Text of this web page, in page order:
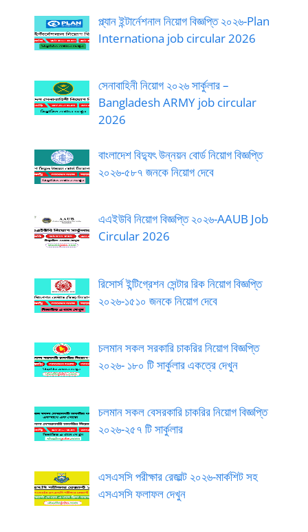
প্ল্যান ইন্টার্নেশনাল নিয়োগ বিজ্ঞপ্তি ২০২৬-Plan
Internationa job circular 2026
সেনাবাহিনী নিয়োগ ২০২৬ সার্কুলার –
Bangladesh ARMY job circular
2026
বাংলাদেশ বিদ্যুৎ উন্নয়ন বোর্ড নিয়োগ বিজ্ঞপ্তি
২০২৬-৫৮৭ জনকে নিয়োগ দেবে
এএইউবি নিয়োগ বিজ্ঞপ্তি ২০২৬-AAUB Job
Circular 2026
রিসোর্স ইন্টিগ্রেশন সেন্টার রিক নিয়োগ বিজ্ঞপ্তি
২০২৬-১৫১০ জনকে নিয়োগ দেবে
চলমান সকল সরকারি চাকরির নিয়োগ বিজ্ঞপ্তি
২০২৬- ১৮০ টি সার্কুলার একত্রে দেখুন
চলমান সকল বেসরকারি চাকরির নিয়োগ বিজ্ঞপ্তি
২০২৬-২৫৭ টি সার্কুলার
এসএসসি পরীক্ষার রেজাল্ট ২০২৬-মার্কশিট সহ
এসএসসি ফলাফল দেখুন